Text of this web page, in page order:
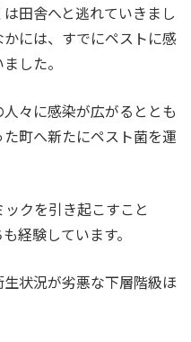
田舎へと逃れていきまし
には、すでにペストに感
した。
々に感染が広がるととも
町へ新たにペスト菌を運
クを引き起こすこと
経験しています。
状況が劣悪な下層階級ほ